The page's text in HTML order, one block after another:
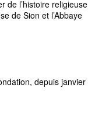
de l’histoire religieuse
de Sion et l’Abbaye
depuis janvier